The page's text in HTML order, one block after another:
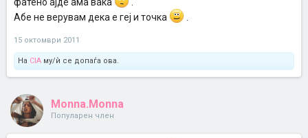
фатено ајде ама вака
.
Абе не верувам дека е геј и точка
.
15 октомври 2011
На CIA му/ѝ се допаѓа ова.
Monna.Monna
Популарен член